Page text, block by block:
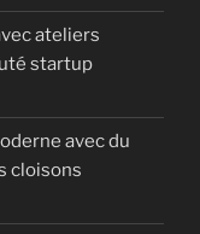
ateliers
startup
avec du
cloisons